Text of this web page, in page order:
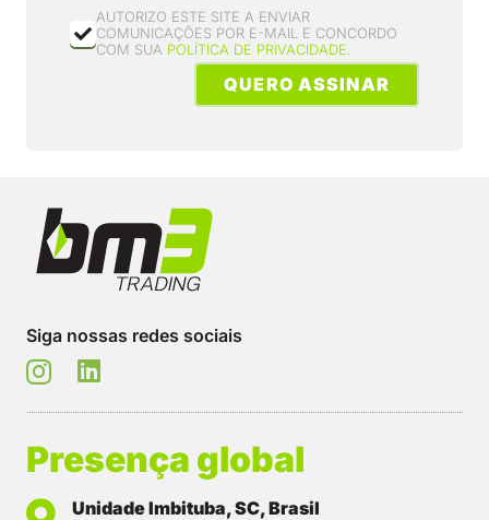
AUTORIZO ESTE SITE A ENVIAR
COMUNICAÇÕES POR E-MAIL E CONCORDO
COM SUA POLÍTICA DE PRIVACIDADE.
QUERO ASSINAR
Siga nossas redes sociais
Presença global
Unidade Imbituba, SC, Brasil